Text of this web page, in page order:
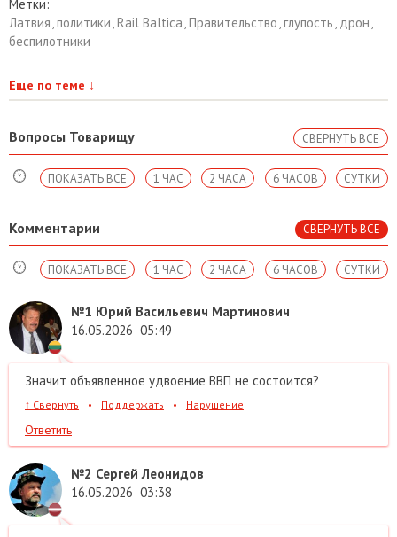
Метки:
Латвия политики Rail Baltica Правительство глупость дрон
беспилотники
Еще по теме ↓
Вопросы Товарищу СВЕРНУТЬ ВСЕ
СУТКИ
6 ЧАСОВ
2 ЧАСА
1 ЧАС
ПОКАЗАТЬ ВСЕ
Комментарии СВЕРНУТЬ ВСЕ
СУТКИ
6 ЧАСОВ
2 ЧАСА
1 ЧАС
ПОКАЗАТЬ ВСЕ
№1 Юрий Васильевич Мартинович
16.05.2026 05:49
Значит объявленное удвоение ВВП не состоится?
↑ Свернуть • Поддержать • Нарушение
Ответить
№2 Сергей Леонидов
16.05.2026 03:38